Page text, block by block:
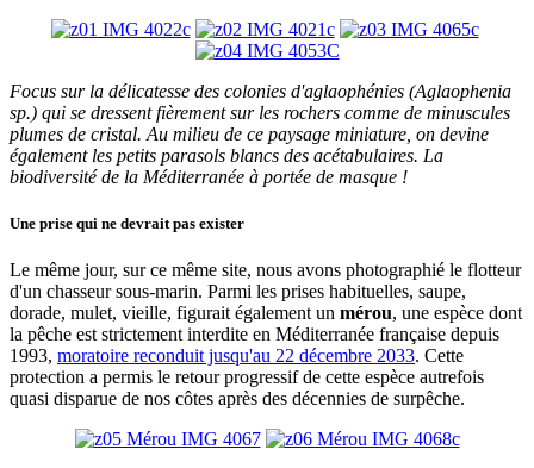
Focus sur la délicatesse des colonies d'aglaophénies (Aglaophenia
sp.) qui se dressent fièrement sur les rochers comme de minuscules
plumes de cristal. Au milieu de ce paysage miniature, on devine
également les petits parasols blancs des acétabulaires. La
biodiversité de la Méditerranée à portée de masque !
Une prise qui ne devrait pas exister
Le même jour, sur ce même site, nous avons photographié le flotteur
d'un chasseur sous-marin. Parmi les prises habituelles, saupe,
dorade, mulet, vieille, figurait également un mérou, une espèce dont
la pêche est strictement interdite en Méditerranée française depuis
1993, moratoire reconduit jusqu'au 22 décembre 2033. Cette
protection a permis le retour progressif de cette espèce autrefois
quasi disparue de nos côtes après des décennies de surpêche.